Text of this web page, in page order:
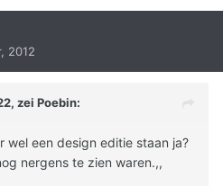
2012
zei Poebin:
wel een design editie staan ja?
nergens te zien waren.,,